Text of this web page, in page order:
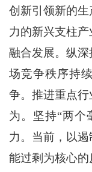
创新引领新的
力的新兴支柱
融合发展。纵
场竞争秩序持
争。推进重点
为。坚持“两个
力。当前，以
能过剩为核心